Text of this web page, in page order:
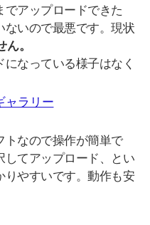
でアップロードできた
ないので最悪です。現状
。
なっている様子はなく
ャラリー
トなので操作が簡単で
してアップロード、とい
りやすいです。動作も安